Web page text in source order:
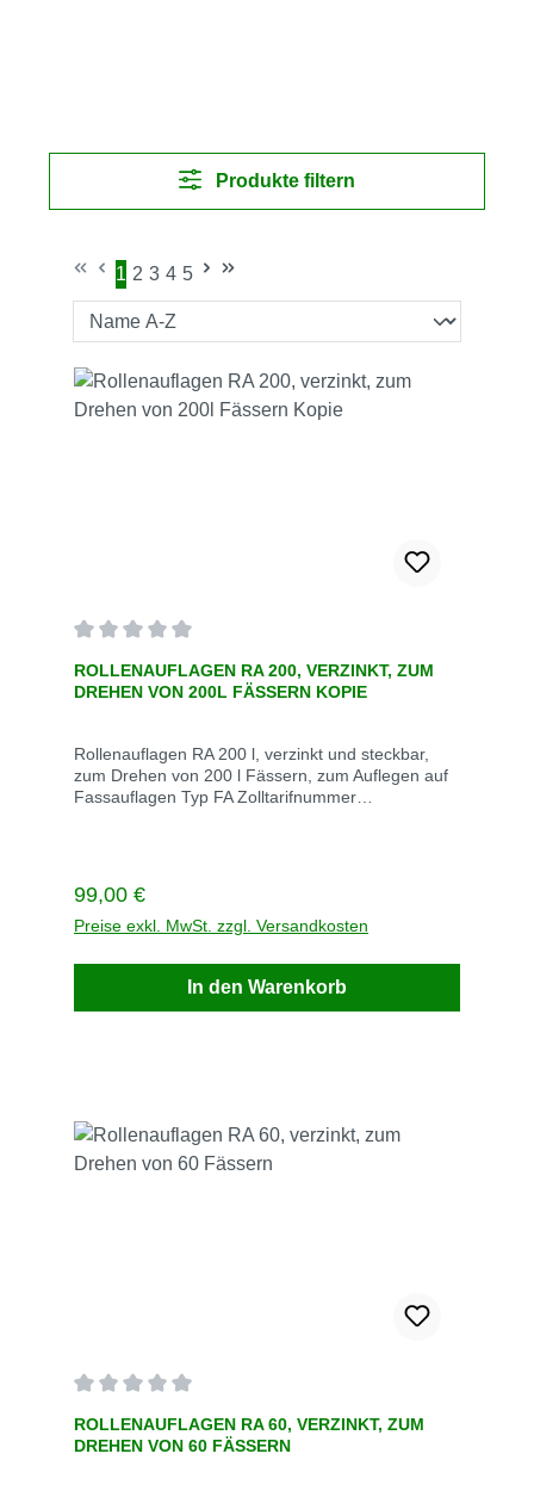
Produkte filtern
Seite
1
Seite
2
Seite
3
Seite
4
Seite
5
ROLLENAUFLAGEN RA 200, VERZINKT, ZUM
DREHEN VON 200L FÄSSERN KOPIE
Rollenauflagen RA 200 l, verzinkt und steckbar,
zum Drehen von 200 l Fässern, zum Auflegen auf
Fassauflagen Typ FA Zolltarifnummer
feuerverzinkt ohne Rollenauflage
Regulärer Preis:
99,00 €
Preise exkl. MwSt. zzgl. Versandkosten
In den Warenkorb
ROLLENAUFLAGEN RA 60, VERZINKT, ZUM
DREHEN VON 60 FÄSSERN